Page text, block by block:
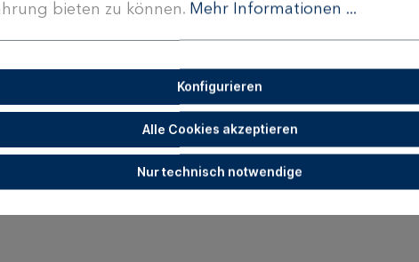
mm je Richtung)
bieten zu können. Mehr Informationen ...
Konfigurieren
Alle Cookies akzeptieren
Nur technisch notwendige